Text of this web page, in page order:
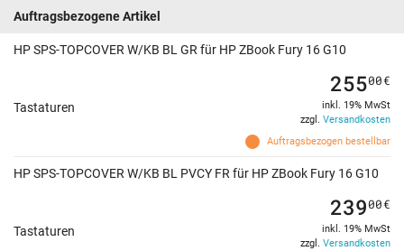
Auftragsbezogene Artikel
HP SPS-TOPCOVER W/KB BL GR für HP ZBook Fury 16 G10
Tastaturen
Auftragsbezogen bestellbar
25500€
inkl. 19% MwSt
zzgl. Versandkosten
HP SPS-TOPCOVER W/KB BL PVCY FR für HP ZBook Fury 16 G10
Tastaturen
23900€
inkl. 19% MwSt
zzgl. Versandkosten